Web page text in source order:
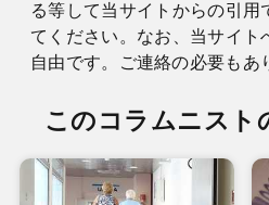
る等して当サイトからの引用
てください。なお、当サイト
自由です。ご連絡の必要もあ
このコラムニスト